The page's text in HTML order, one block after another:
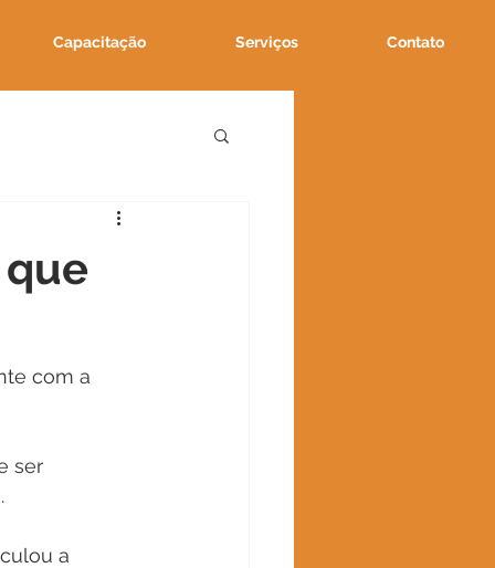
Capacitação Serviços Contato
com a
ser
a